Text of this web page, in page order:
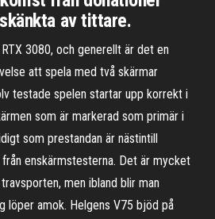
av tittare.
3080, och generellt är det en
att spela med två skärmar
testade spelen startar upp korrekt i
som är markerad som primär i
som prestandan är nästintill
enskärmstesterna. Det är mycket
men ibland blir man
löper amok. Helgens V75 bjöd på